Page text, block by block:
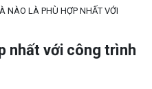
NÀO LÀ PHÙ HỢP NHẤT VỚI
nhất với công trình